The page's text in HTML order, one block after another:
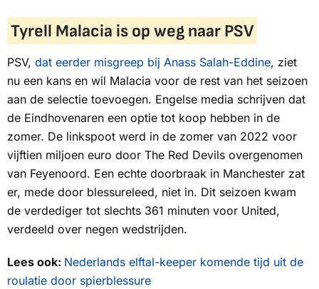
Tyrell Malacia is op weg naar PSV
PSV, dat eerder misgreep bij Anass Salah-Eddine, ziet
nu een kans en wil Malacia voor de rest van het seizoen
aan de selectie toevoegen. Engelse media schrijven dat
de Eindhovenaren een optie tot koop hebben in de
zomer. De linkspoot werd in de zomer van 2022 voor
vijftien miljoen euro door The Red Devils overgenomen
van Feyenoord. Een echte doorbraak in Manchester zat
er, mede door blessureleed, niet in. Dit seizoen kwam
de verdediger tot slechts 361 minuten voor United,
verdeeld over negen wedstrijden.
Lees ook: Nederlands elftal-keeper komende tijd uit de
roulatie door spierblessure